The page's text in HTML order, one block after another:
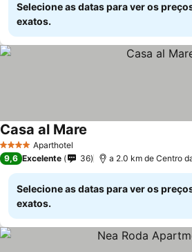
Selecione as datas para ver os
exatos.
4 EstrelasAparthotel
Casa al Mare
9,6 Excelente 36 a 2.0 km de Centro
Selecione as datas para ver os
exatos.